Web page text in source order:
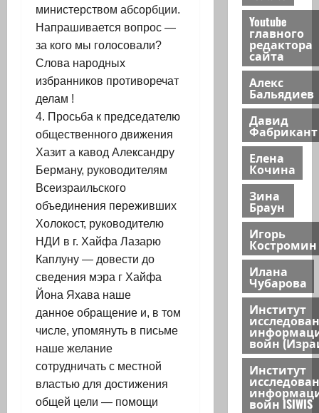
министерством абсорбции.
Напрашивается вопрос —
за кого мы голосовали?
Слова народных
избранников противоречат
делам !
4. Просьба к председателю
общественного движения
Хазит а кавод Александру
Берману, руководителям
Всеизраильского
объединения переживших
Холокост, руководителю
НДИ в г. Хайфа Лазарю
Каплуну — довести до
сведения мэра г Хайфа
Йона Яхава наше
данное обращение и, в том
числе, упомянуть в письме
наше желание
сотрудничать с местной
властью для достижения
общей цели — помощи
Youtube
главного
редактора
сайта
Алекс
Бальядиев
Давид
Фабрикант
Елена
Кочина
Зина
Браун
Игорь
Костромин
Илана
Чубарова
Институт
войн
Институт
войн ISIWIS